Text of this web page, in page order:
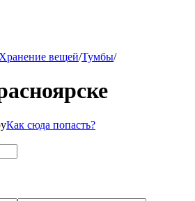
вещей/Тумбы/
Как сюда попасть?